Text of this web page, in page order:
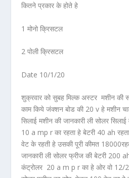
कितने प्रकार के होते हे
1 मोनो क्रिसटल
2 पोली क्रिसटल
Date 10/1/20
शुक्रवार को सुबह मिल्क अस्टर मशीन की
काम किये जंक्शन बोड की 20 v हे मशीन
सिलाई मशीन की जानकारी ली सोलर
10 a mp r का रहता हे बेटरी 40 ah
वेट के रहती हे उसकी पूरी कीमत
जानकारी ली सोलर फ्रीज की बेटरी 200
कंट्रोलर 20 a m p r का हे ओर वो 12/